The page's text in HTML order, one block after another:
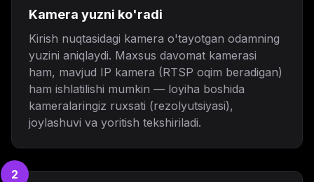
Kamera yuzni ko'radi
Kirish nuqtasidagi kamera o'tayotgan odamning
yuzini aniqlaydi. Maxsus davomat kamerasi
ham, mavjud IP kamera (RTSP oqim beradigan)
ham ishlatilishi mumkin — loyiha boshida
kameralaringiz ruxsati (rezolyutsiyasi),
joylashuvi va yoritish tekshiriladi.
2